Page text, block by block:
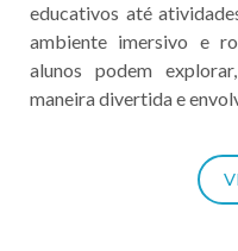
educativos até
ambiente imersivo e
alunos podem
maneira divertida e